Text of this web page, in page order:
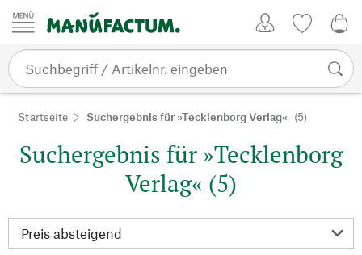
Zum Inhalt springen
Startseite Suchergebnis für »Tecklenborg Verlag« (5)
Suchergebnis für »Tecklenborg
Verlag« (5)